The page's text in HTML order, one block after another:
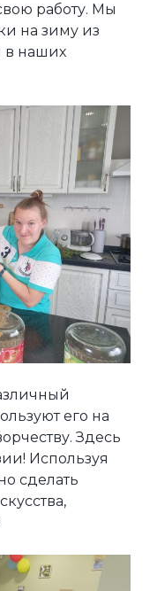
работу. Мы
на зиму из
в наших
его на
Здесь
Используя
сделать